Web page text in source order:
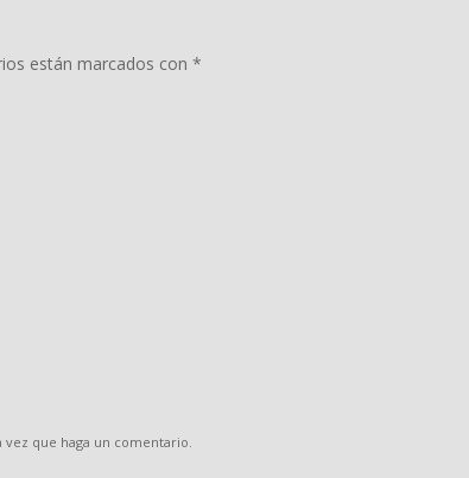
están marcados con *
que haga un comentario.